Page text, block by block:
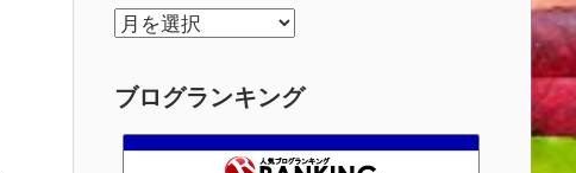
ア
カ
ブ
ブログランキング